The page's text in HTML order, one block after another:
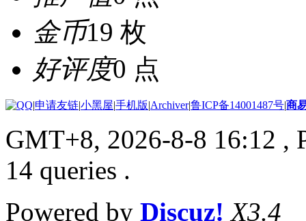
金币19 枚
好评度0 点
|申请友链|小黑屋|手机版|Archiver|鲁ICP备14001487号|商
GMT+8, 2026-8-8 16:12 ,
14 queries .
Powered by Discuz! X3.4